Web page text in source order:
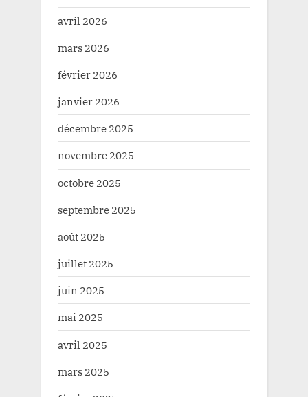
avril 2026
mars 2026
février 2026
janvier 2026
décembre 2025
novembre 2025
octobre 2025
septembre 2025
août 2025
juillet 2025
juin 2025
mai 2025
avril 2025
mars 2025